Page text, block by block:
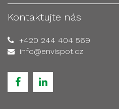
Kontaktujte nás
+420 244 404 569
info@envispot.cz